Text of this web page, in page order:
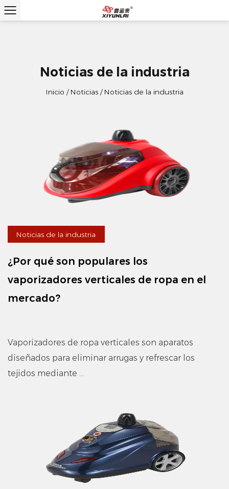
Noticias de la industria
Inicio / Noticias/ Noticias de la industria
Noticias de la industria
¿Por qué son populares los
vaporizadores verticales de ropa en el
mercado?
Vaporizadores de ropa verticales son aparatos
diseñados para eliminar arrugas y refrescar los
tejidos mediante ...